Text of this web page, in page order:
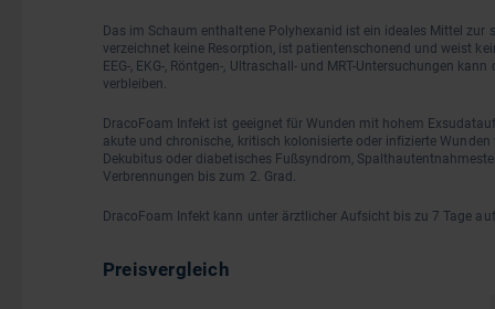
Das im Schaum enthaltene Polyhexanid ist ein ideales Mittel zur
verzeichnet keine Resorption, ist patientenschonend und weist
EEG-, EKG-, Röntgen-, Ultraschall- und MRT-Untersuchungen
verbleiben.
DracoFoam Infekt ist geeignet für Wunden mit hohem
akute und chronische, kritisch kolonisierte oder infizierte Wunden
Dekubitus oder diabetisches Fußsyndrom,
Verbrennungen bis zum 2. Grad.
DracoFoam Infekt kann unter ärztlicher Aufsicht bis zu 7 Tage
Preisvergleich